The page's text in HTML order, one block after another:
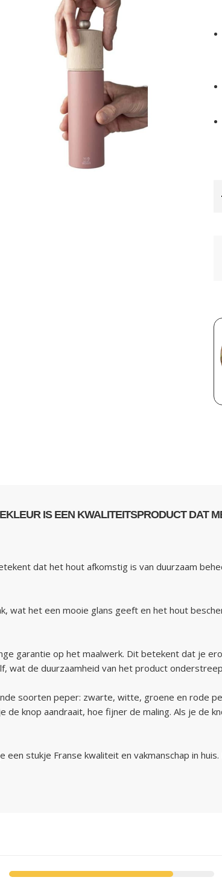
IS EEN KWALITEITSPRODUCT DAT
dat het hout afkomstig is van duurzaam
wat het een mooie glans geeft en het hout
garantie op het maalwerk. Dit betekent dat je
wat de duurzaamheid van het product
soorten peper: zwarte, witte, groene en rode
de knop aandraait, hoe fijner de maling. Als je de
stukje Franse kwaliteit en vakmanschap in